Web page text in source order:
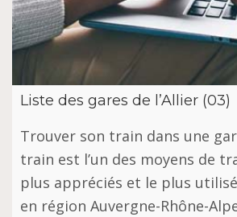
Liste des gares de l’Allier (03)
Trouver son train dans une
train est l’un des moyens de
plus appréciés et le plus
en région Auvergne-Rhône-